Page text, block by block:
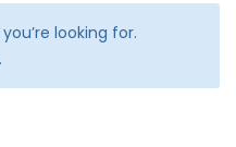
looking for.